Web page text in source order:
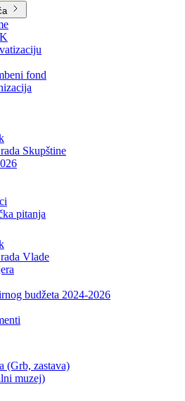
robne rezerve
ceste
šumarstvo
fond
Skupštine
pitanja
Vlade
budžeta 2024-2026